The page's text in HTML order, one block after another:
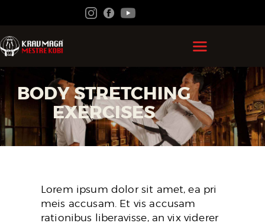
BODY STRETCHING
EXERCISES
HOME
GRÃO MESTRE KOBI
KRAV MAGA
FEDERAÇÃO
CONTATO
Lorem ipsum dolor sit amet, ea pri
meis accusam. Et vis accusam
rationibus liberavisse, an vix viderer